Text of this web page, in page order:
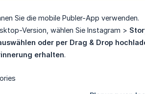
Sie die mobile Publer-App verwenden.
Version, wählen Sie Instagram >
oder per Drag & Drop
erhalten.